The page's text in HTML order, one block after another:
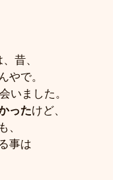
、昔、
やで。
いました。
ったけど、
、
事は